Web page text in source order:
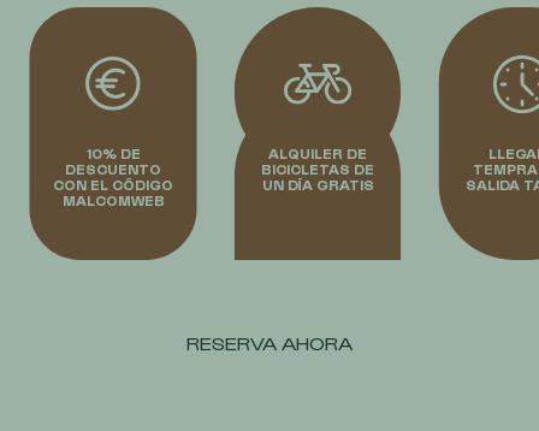
10% DE
DESCUENTO
CON EL CÓDIGO
MALCOMWEB
ALQUILER DE
BICICLETAS DE
UN DÍA GRATIS
SALIDA
RESERVA AHORA